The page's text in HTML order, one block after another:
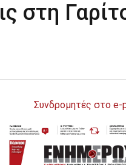
στη
Συνδρομητές στο e-